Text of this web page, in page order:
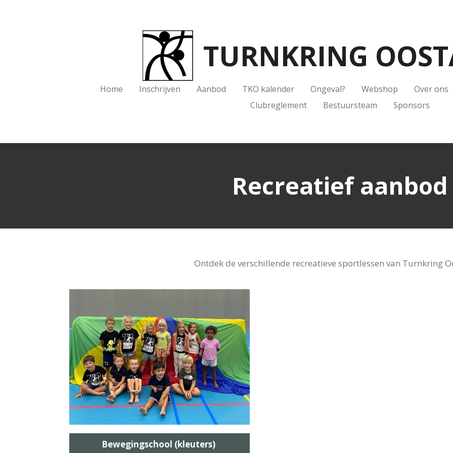
TURNKRING
Home Inschrijven Aanbod TKO kalender Ongeval? Webshop Over ons
Clubreglement
Bestuursteam Sponsors
Recreatief aanbod
Ontdek de verschillende recreatieve sportlessen van Turnkring
Bewegingschool (kleuters)